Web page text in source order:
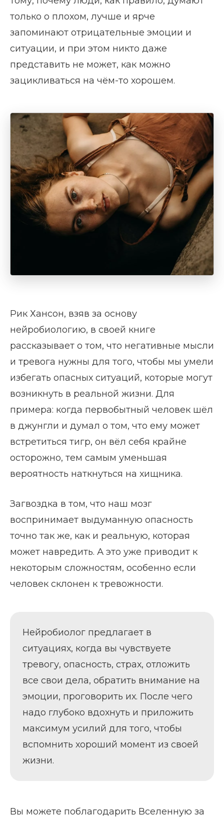
только о плохом, лучше и ярче
запоминают отрицательные эмоции и
ситуации, и при этом никто даже
представить не может, как можно
зацикливаться на чём-то хорошем.
Рик Хансон, взяв за основу
нейробиологию, в своей книге
рассказывает о том, что негативные мысли
и тревога нужны для того, чтобы мы умели
избегать опасных ситуаций, которые могут
возникнуть в реальной жизни. Для
примера: когда первобытный человек шёл
в джунгли и думал о том, что ему может
встретиться тигр, он вёл себя крайне
осторожно, тем самым уменьшая
вероятность наткнуться на хищника.
Загвоздка в том, что наш мозг
воспринимает выдуманную опасность
точно так же, как и реальную, которая
может навредить. А это уже приводит к
некоторым сложностям, особенно если
человек склонен к тревожности.
Нейробиолог предлагает в
ситуациях, когда вы чувствуете
тревогу, опасность, страх, отложить
все свои дела, обратить внимание на
эмоции, проговорить их. После чего
надо глубоко вдохнуть и приложить
максимум усилий для того, чтобы
вспомнить хороший момент из своей
жизни.
Вы можете поблагодарить Вселенную за